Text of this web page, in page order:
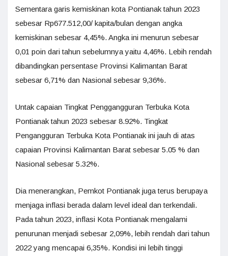
Sementara garis kemiskinan kota Pontianak tahun 2023
sebesar Rp677.512,00/ kapita/bulan dengan angka
kemiskinan sebesar 4,45%. Angka ini menurun sebesar
0,01 poin dari tahun sebelumnya yaitu 4,46%. Lebih rendah
dibandingkan persentase Provinsi Kalimantan Barat
sebesar 6,71% dan Nasional sebesar 9,36%.
Untak capaian Tingkat Penggangguran Terbuka Kota
Pontianak tahun 2023 sebesar 8.92%. Tingkat
Pengangguran Terbuka Kota Pontianak ini jauh di atas
capaian Provinsi Kalimantan Barat sebesar 5.05 % dan
Nasional sebesar 5.32%.
Dia menerangkan, Pemkot Pontianak juga terus berupaya
menjaga inflasi berada dalam level ideal dan terkendali.
Pada tahun 2023, inflasi Kota Pontianak mengalami
penurunan menjadi sebesar 2,09%, lebih rendah dari tahun
2022 yang mencapai 6,35%. Kondisi ini lebih tinggi